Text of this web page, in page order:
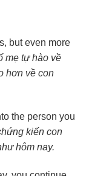
but even more
mẹ tự hào về
hơn về con
the person you
kiến con
hôm nay.